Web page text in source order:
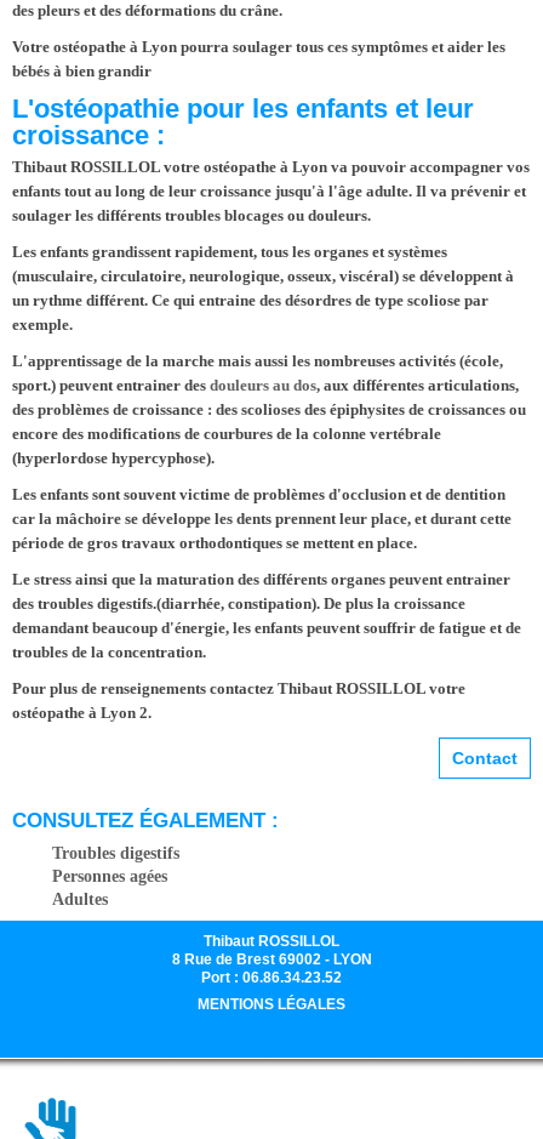
des pleurs et des déformations du crâne.
Votre ostéopathe à Lyon pourra soulager tous ces symptômes et aider les
bébés à bien grandir
L'ostéopathie pour les enfants et leur
croissance :
Thibaut ROSSILLOL votre ostéopathe à Lyon va pouvoir accompagner vos
enfants tout au long de leur croissance jusqu'à l'âge adulte. Il va prévenir et
soulager les différents troubles blocages ou douleurs.
Les enfants grandissent rapidement, tous les organes et systèmes
(musculaire, circulatoire, neurologique, osseux, viscéral) se développent à
un rythme différent. Ce qui entraine des désordres de type scoliose par
exemple.
L'apprentissage de la marche mais aussi les nombreuses activités (école,
sport.) peuvent entrainer des douleurs au dos, aux différentes articulations,
des problèmes de croissance : des scolioses des épiphysites de croissances ou
encore des modifications de courbures de la colonne vertébrale
(hyperlordose hypercyphose).
Les enfants sont souvent victime de problèmes d'occlusion et de dentition
car la mâchoire se développe les dents prennent leur place, et durant cette
période de gros travaux orthodontiques se mettent en place.
Le stress ainsi que la maturation des différents organes peuvent entrainer
des troubles digestifs.(diarrhée, constipation). De plus la croissance
demandant beaucoup d'énergie, les enfants peuvent souffrir de fatigue et de
troubles de la concentration.
Pour plus de renseignements contactez Thibaut ROSSILLOL votre
ostéopathe à Lyon 2.
Contact
CONSULTEZ ÉGALEMENT :
Troubles digestifs
Personnes agées
Adultes
Thibaut ROSSILLOL
8 Rue de Brest 69002 - LYON
Port : 06.86.34.23.52
MENTIONS LÉGALES